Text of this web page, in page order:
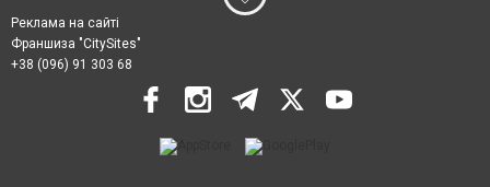
Реклама на сайті
Франшиза "CitySites"
+38 (096) 91 303 68